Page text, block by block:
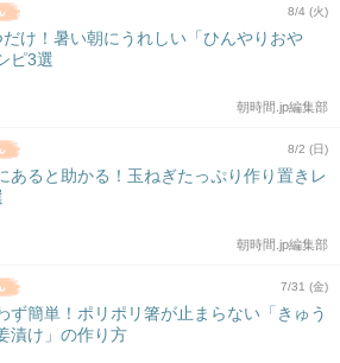
8/4 (火)
け！暑い朝にうれしい「ひんやりおや
ピ3選
朝時間.jp編集部
8/2 (日)
あると助かる！玉ねぎたっぷり作り置きレ
朝時間.jp編集部
7/31 (金)
ず簡単！ポリポリ箸が止まらない「きゅう
漬け」の作り方